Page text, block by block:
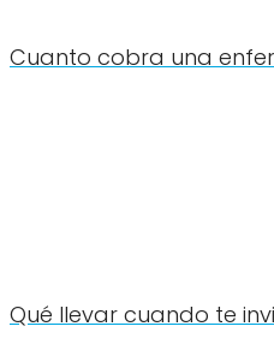
Cuanto cobra una
Qué llevar cuando te